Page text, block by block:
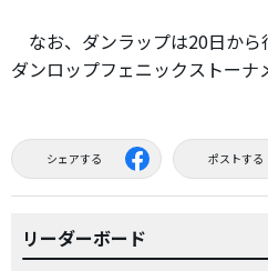
なお、ダンラップは20日から
ダンロップフェニックストーナ
シェアする ポストする
リーダーボード